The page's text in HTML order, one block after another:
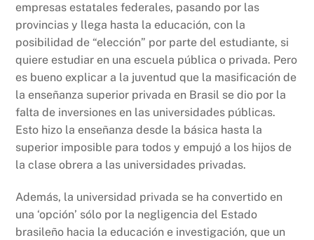
empresas estatales federales, pasando por las
provincias y llega hasta la educación, con la
posibilidad de “elección” por parte del estudiante, si
quiere estudiar en una escuela pública o privada. Pero
es bueno explicar a la juventud que la masificación de
la enseñanza superior privada en Brasil se dio por la
falta de inversiones en las universidades públicas.
Esto hizo la enseñanza desde la básica hasta la
superior imposible para todos y empujó a los hijos de
la clase obrera a las universidades privadas.
Además, la universidad privada se ha convertido en
una ‘opción’ sólo por la negligencia del Estado
brasileño hacia la educación e investigación, que un